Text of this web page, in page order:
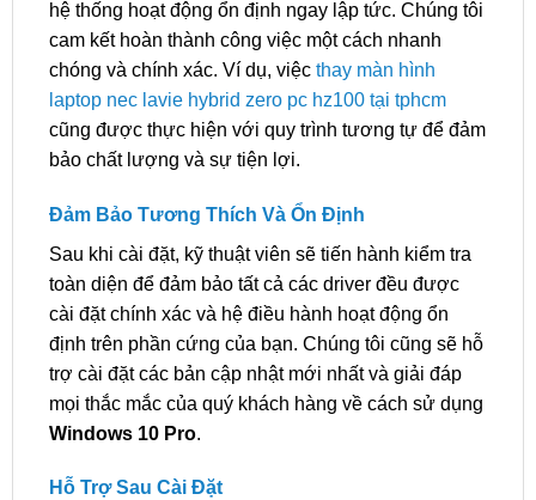
hệ thống hoạt động ổn định ngay lập tức. Chúng tôi
cam kết hoàn thành công việc một cách nhanh
chóng và chính xác. Ví dụ, việc thay màn hình
laptop nec lavie hybrid zero pc hz100 tại tphcm
cũng được thực hiện với quy trình tương tự để đảm
bảo chất lượng và sự tiện lợi.
Đảm Bảo Tương Thích Và Ổn Định
Sau khi cài đặt, kỹ thuật viên sẽ tiến hành kiểm tra
toàn diện để đảm bảo tất cả các driver đều được
cài đặt chính xác và hệ điều hành hoạt động ổn
định trên phần cứng của bạn. Chúng tôi cũng sẽ hỗ
trợ cài đặt các bản cập nhật mới nhất và giải đáp
mọi thắc mắc của quý khách hàng về cách sử dụng
Windows 10 Pro.
Hỗ Trợ Sau Cài Đặt